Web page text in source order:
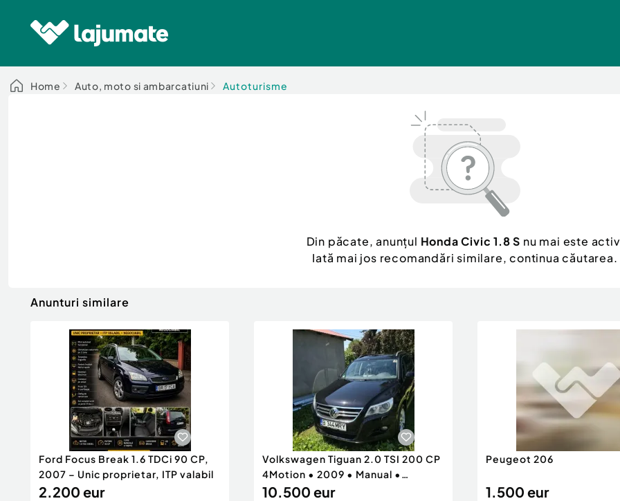
Home Auto, moto si ambarcatiuni Autoturisme
Din păcate, anunțul Honda Civic 1.8 S nu mai este
Iată mai jos recomandări similare, continua căutarea.
Anunturi similare
Ford Focus Break 1.6 TDCi 90 CP,
2007 – Unic proprietar, ITP valabil
2.200 eur
Volkswagen Tiguan 2.0 TSI 200 CP
4Motion • 2009 • Manual •
Benzină
10.500 eur
Peugeot 206
1.500 eur